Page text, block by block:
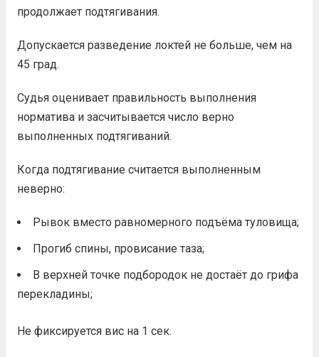
продолжает подтягивания.
Допускается разведение локтей не больше, чем на
45 град.
Судья оценивает правильность выполнения
норматива и засчитывается число верно
выполненных подтягиваний.
Когда подтягивание считается выполненным
неверно:
Рывок вместо равномерного подъёма туловища;
Прогиб спины, провисание таза;
В верхней точке подбородок не достаёт до грифа
перекладины;
Не фиксируется вис на 1 сек.